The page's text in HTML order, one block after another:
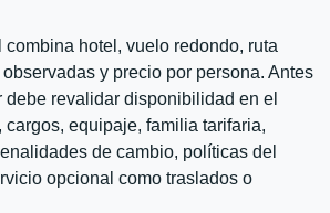
combina hotel, vuelo redondo, ruta
y precio por persona. Antes
debe revalidar disponibilidad en el
cargos, equipaje, familia tarifaria,
de cambio, políticas del
opcional como traslados o